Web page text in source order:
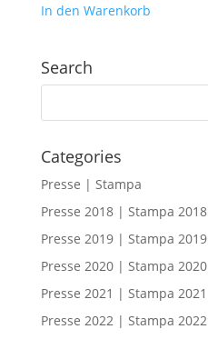
In den Warenkorb
Search
Categories
Presse | Stampa
Presse 2018 | Stampa 2018
Presse 2019 | Stampa 2019
Presse 2020 | Stampa 2020
Presse 2021 | Stampa 2021
Presse 2022 | Stampa 2022